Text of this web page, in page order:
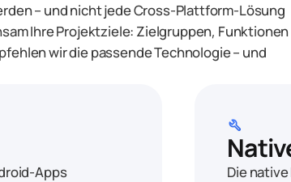
– und nicht jede Cross-Plattform-Lösung
Ihre Projektziele: Zielgruppen, Funktionen
wir die passende Technologie – und
Apps
build
Die